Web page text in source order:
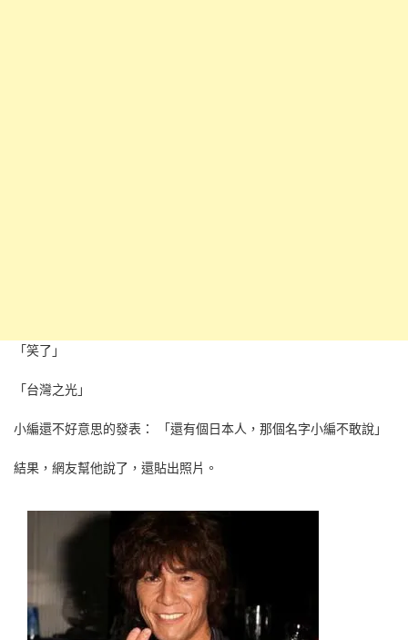
「笑了」
「台灣之光」
小編還不好意思的發表： 「還有個日本人，那個名字小編不敢說」
結果，網友幫他說了，還貼出照片。